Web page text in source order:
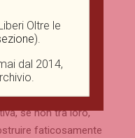
ma se hai idee
dovunque vgolia
la costruiamo
PD e
se non tra loro,
faticosamente
Oltre le
).
dal 2014,